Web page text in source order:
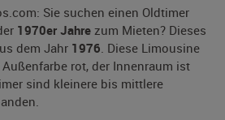
Sie suchen einen Oldtimer
1970er Jahre zum Mieten? Dieses
dem Jahr 1976. Diese Limousine
rot, der Innenraum ist
sind kleinere bis mittlere